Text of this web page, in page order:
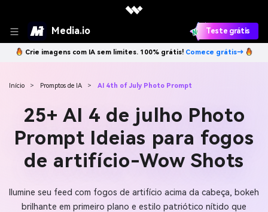
Media.io Teste grátis
Crie imagens com IA sem limites. 100% grátis! Comece grátis→
Início > Promptos de IA > AI 4th of July Photo Prompt
25+ AI 4 de julho Photo
Prompt Ideias para fogos
de artifício-Wow Shots
Ilumine seu feed com fogos de artifício acima da cabeça, bokeh
brilhante em primeiro plano e estilo patriótico nítido que